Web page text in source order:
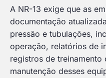
A NR-13 exige que as
documentação
pressão e tubulações,
operação, relatórios de
registros de treinamento
manutenção desses